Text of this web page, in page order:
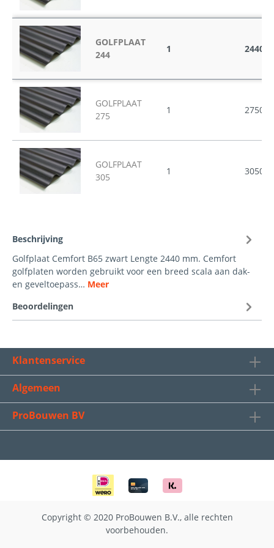
GOLFPLAAT
244
1
GOLFPLAAT
275
1
GOLFPLAAT
305
1
Beschrijving
Golfplaat Cemfort B65 zwart Lengte 2440 mm. Cemfort
golfplaten worden gebruikt voor een breed scala aan dak-
en geveltoepass… Meer
Beoordelingen
Klantenservice
Algemeen
ProBouwen BV
Copyright © 2020 ProBouwen B.V., alle rechten
voorbehouden.